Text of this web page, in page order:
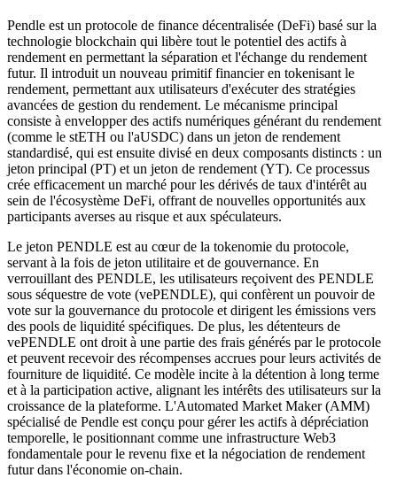
Pendle est un protocole de finance décentralisée (DeFi) basé sur la
technologie blockchain qui libère tout le potentiel des actifs à
rendement en permettant la séparation et l'échange du rendement
futur. Il introduit un nouveau primitif financier en tokenisant le
rendement, permettant aux utilisateurs d'exécuter des stratégies
avancées de gestion du rendement. Le mécanisme principal
consiste à envelopper des actifs numériques générant du rendement
(comme le stETH ou l'aUSDC) dans un jeton de rendement
standardisé, qui est ensuite divisé en deux composants distincts : un
jeton principal (PT) et un jeton de rendement (YT). Ce processus
crée efficacement un marché pour les dérivés de taux d'intérêt au
sein de l'écosystème DeFi, offrant de nouvelles opportunités aux
participants averses au risque et aux spéculateurs.
Le jeton PENDLE est au cœur de la tokenomie du protocole,
servant à la fois de jeton utilitaire et de gouvernance. En
verrouillant des PENDLE, les utilisateurs reçoivent des PENDLE
sous séquestre de vote (vePENDLE), qui confèrent un pouvoir de
vote sur la gouvernance du protocole et dirigent les émissions vers
des pools de liquidité spécifiques. De plus, les détenteurs de
vePENDLE ont droit à une partie des frais générés par le protocole
et peuvent recevoir des récompenses accrues pour leurs activités de
fourniture de liquidité. Ce modèle incite à la détention à long terme
et à la participation active, alignant les intérêts des utilisateurs sur la
croissance de la plateforme. L'Automated Market Maker (AMM)
spécialisé de Pendle est conçu pour gérer les actifs à dépréciation
temporelle, le positionnant comme une infrastructure Web3
fondamentale pour le revenu fixe et la négociation de rendement
futur dans l'économie on-chain.